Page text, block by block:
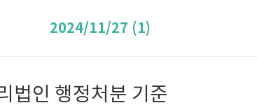
2024/11/27 (1)
법인 행정처분 기준